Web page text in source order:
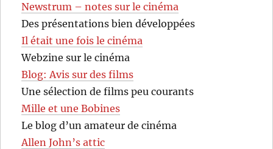
Newstrum – notes sur le cinéma
Des présentations bien développées
Il était une fois le cinéma
Webzine sur le cinéma
Blog: Avis sur des films
Une sélection de films peu courants
Mille et une Bobines
Le blog d’un amateur de cinéma
Allen John’s attic